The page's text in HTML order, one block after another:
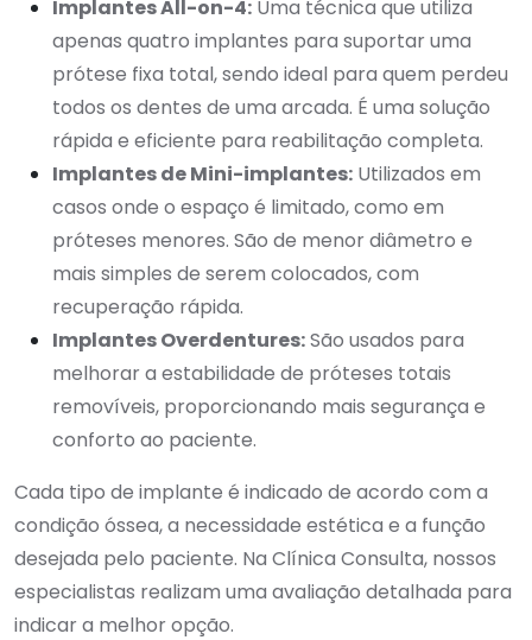
Implantes All-on-4: Uma técnica que utiliza
apenas quatro implantes para suportar uma
prótese fixa total, sendo ideal para quem perdeu
todos os dentes de uma arcada. É uma solução
rápida e eficiente para reabilitação completa.
Implantes de Mini-implantes: Utilizados em
casos onde o espaço é limitado, como em
próteses menores. São de menor diâmetro e
mais simples de serem colocados, com
recuperação rápida.
Implantes Overdentures:São usados para
melhorar a estabilidade de próteses totais
removíveis, proporcionando mais segurança e
conforto ao paciente.
Cada tipo de implante é indicado de acordo com a
condição óssea, a necessidade estética e a função
desejada pelo paciente. Na Clínica Consulta, nossos
especialistas realizam uma avaliação detalhada para
indicar a melhor opção.